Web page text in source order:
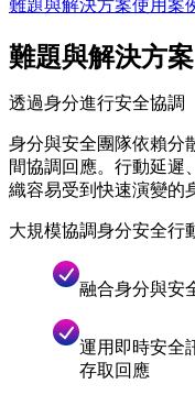
難題與解決方案使用案
難題與解決方案
透過身分進行安全協調
身分與安全團隊依賴分
間協調回應。行動延遲
織容易受到快速演變的
大規模協調身分安全行
融合身分與安
運用即時安全
存取回應